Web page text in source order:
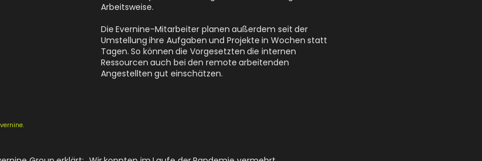
Arbeitsweise.
Die Evernine-Mitarbeiter planen außerdem seit der
Umstellung ihre Aufgaben und Projekte in Wochen statt
Tagen. So können die Vorgesetzten die internen
Ressourcen auch bei den remote arbeitenden
Angestellten gut einschätzen.